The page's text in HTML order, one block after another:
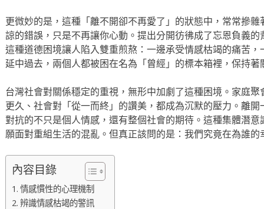
更微妙的是，這種「離不開卻不再愛了」的狀態中，常常摻
諒的錯誤，只是不再讓你心動。提出分開彷彿成了忘恩負義
這種道德困境讓人陷入雙重煎熬：一邊承受情感枯竭的痛苦
延中過去，兩個人都被困在名為「曾經」的標本箱裡，保持
台灣社會對關係穩定的重視，無形中加劇了這種困境。家庭
更久、社會對「從一而終」的讚美，都成為沉默的壓力。離
對抗的不只是個人情感，還有整個社會的期待。這種集體潛
願面對重組生活的混亂。但真正該問的是：我們究竟在為誰的
內容目錄
情感慣性的心理機制
辨識情感枯竭的警訊